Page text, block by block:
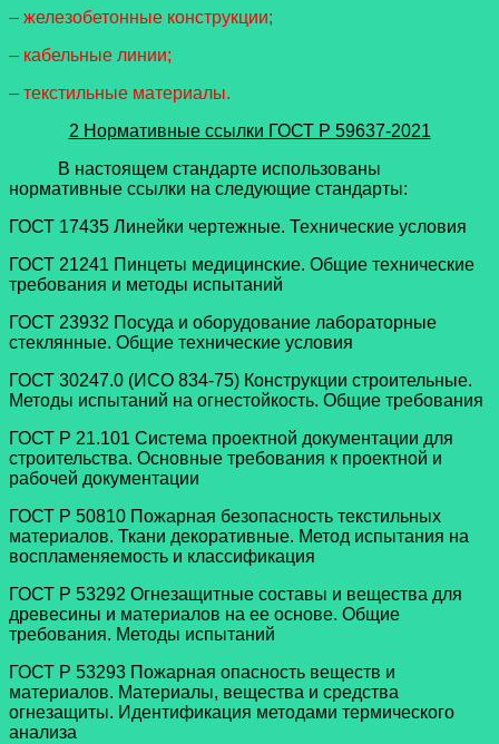
– железобетонные конструкции;
– кабельные линии;
– текстильные материалы.
2 Нормативные ссылки ГОСТ Р 59637-2021
В настоящем стандарте использованы
нормативные ссылки на следующие стандарты:
ГОСТ 17435 Линейки чертежные. Технические условия
ГОСТ 21241 Пинцеты медицинские. Общие технические
требования и методы испытаний
ГОСТ 23932 Посуда и оборудование лабораторные
стеклянные. Общие технические условия
ГОСТ 30247.0 (ИСО 834-75) Конструкции строительные.
Методы испытаний на огнестойкость. Общие требования
ГОСТ Р 21.101 Система проектной документации для
строительства. Основные требования к проектной и
рабочей документации
ГОСТ Р 50810 Пожарная безопасность текстильных
материалов. Ткани декоративные. Метод испытания на
воспламеняемость и классификация
ГОСТ Р 53292 Огнезащитные составы и вещества для
древесины и материалов на ее основе. Общие
требования. Методы испытаний
ГОСТ Р 53293 Пожарная опасность веществ и
материалов. Материалы, вещества и средства
огнезащиты. Идентификация методами термического
анализа